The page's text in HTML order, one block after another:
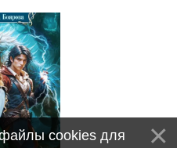
файлы cookies для